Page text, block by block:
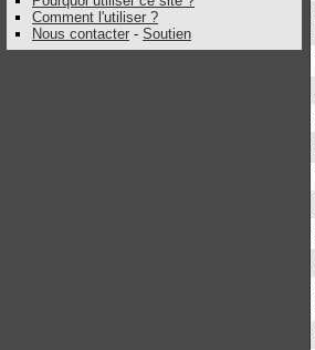
Comment l'utiliser ?
Nous contacter - Soutien